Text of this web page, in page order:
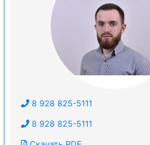
8 928 825-5111
8 928 825-5111